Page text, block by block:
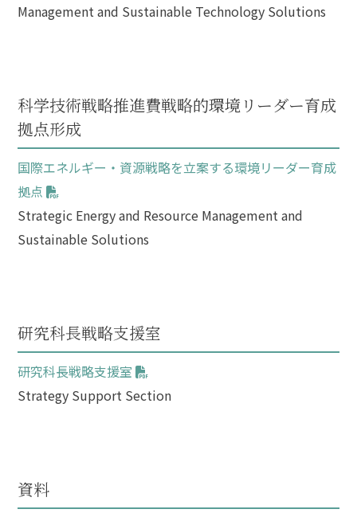
Management and Sustainable Technology Solutions
科学技術戦略推進費戦略的環境リーダー育成
拠点形成
国際エネルギー・資源戦略を立案する環境リーダー育成
拠点
Strategic Energy and Resource Management and
Sustainable Solutions
研究科長戦略支援室
研究科長戦略支援室
Strategy Support Section
資料